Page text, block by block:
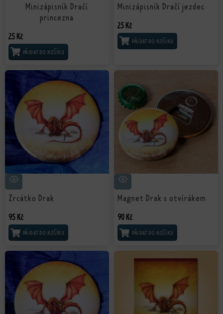
Minizápisník Dračí
princezna
25 Kč
PŘIDAT DO KOŠÍKU
Minizápisník Dračí jezdec
25 Kč
PŘIDAT DO KOŠÍKU
Zrcátko Drak
95 Kč
PŘIDAT DO KOŠÍKU
Magnet Drak s otvírákem
90 Kč
PŘIDAT DO KOŠÍKU